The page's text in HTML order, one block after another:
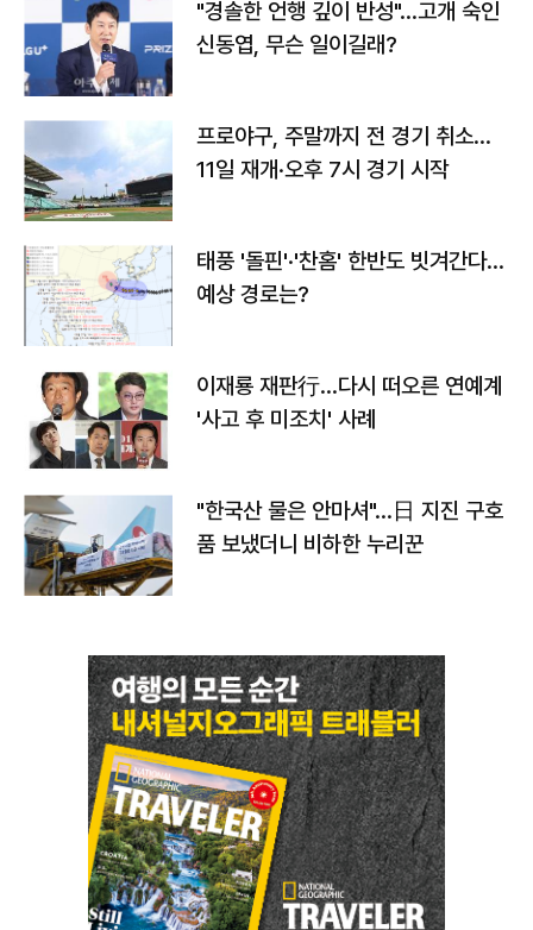
"경솔한 언행 깊이 반성"…고개 숙인
신동엽, 무슨 일이길래?
프로야구, 주말까지 전 경기 취소…
11일 재개·오후 7시 경기 시작
태풍 '돌핀'·'찬홈' 한반도 빗겨간다…
예상 경로는?
이재룡 재판行…다시 떠오른 연예계
'사고 후 미조치' 사례
"한국산 물은 안마셔"…日 지진 구호
품 보냈더니 비하한 누리꾼